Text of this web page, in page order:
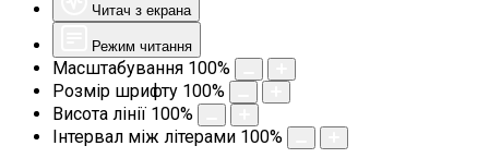
Читач з екрана
Режим читання
Масштабування 100%
Розмір шрифту 100%
Висота лінії 100%
Інтервал між літерами 100%